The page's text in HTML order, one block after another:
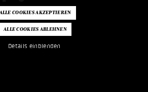
Details einblenden